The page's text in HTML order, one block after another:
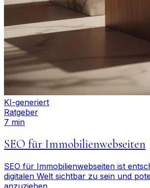
KI-generiert
Ratgeber
7 min
SEO für Immobilienwebseiten
SEO für Immobilienwebseiten ist
digitalen Welt sichtbar zu sein und
anzuziehen.